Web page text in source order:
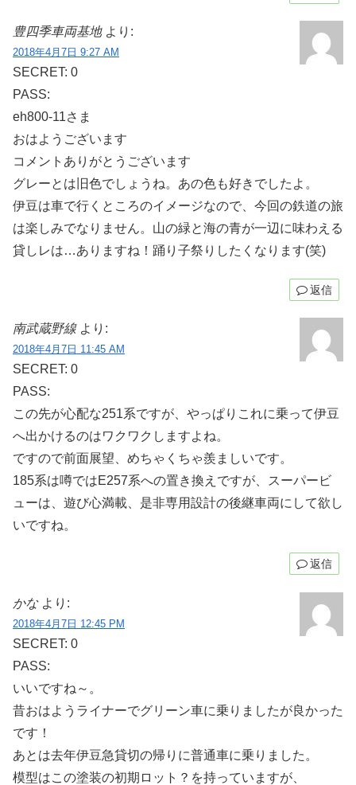
豊四季車両基地 より:
2018年4月7日 9:27 AM
SECRET: 0
PASS:
eh800-11さま
おはようございます
コメントありがとうございます
グレーとは旧色でしょうね。あの色も好きでしたよ。
伊豆は車で行くところのイメージなので、今回の鉄道の旅
は楽しみでなりません。山の緑と海の青が一辺に味わえる
貸しレは…ありますね！踊り子祭りしたくなります(笑)
返信
南武蔵野線 より:
2018年4月7日 11:45 AM
SECRET: 0
PASS:
この先が心配な251系ですが、やっぱりこれに乗って伊豆
へ出かけるのはワクワクしますよね。
ですので前面展望、めちゃくちゃ羨ましいです。
185系は噂ではE257系への置き換えですが、スーパービ
ューは、遊び心満載、是非専用設計の後継車両にして欲し
いですね。
返信
かな より:
2018年4月7日 12:45 PM
SECRET: 0
PASS:
いいですね～。
昔おはようライナーでグリーン車に乗りましたが良かった
です！
あとは去年伊豆急貸切の帰りに普通車に乗りました。
模型はこの塗装の初期ロット？を持っていますが、